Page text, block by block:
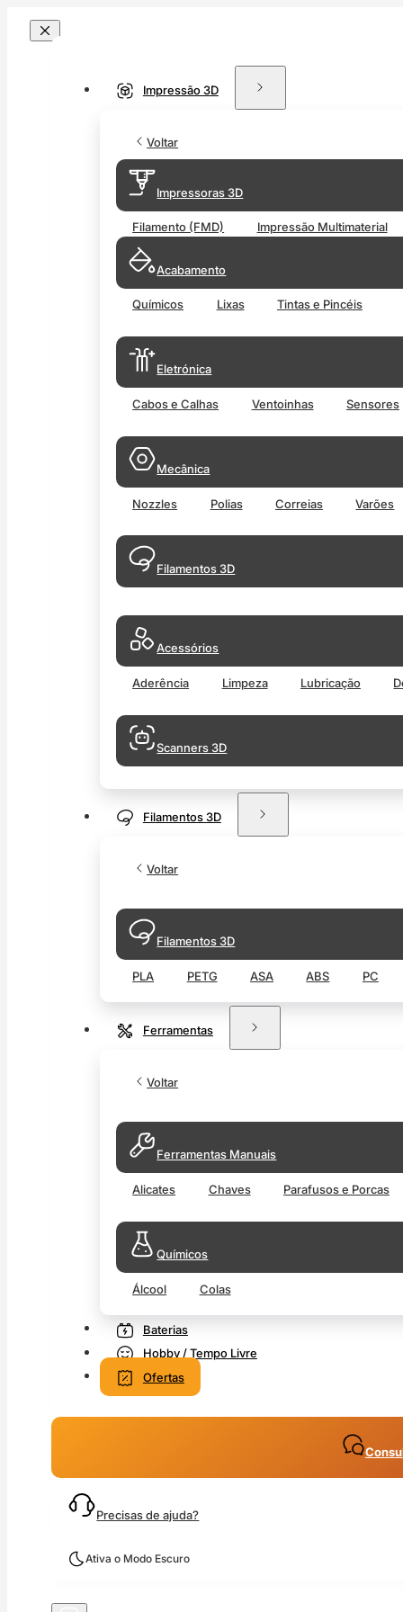
Impressão 3D
Voltar
Impressoras 3D
Filamento (FMD) Impressão Multimaterial
Acabamento
Químicos Lixas Tintas e Pincéis
Eletrónica
Cabos e Calhas Ventoinhas Sensores
Mecânica
Nozzles Polias Correias Varões
Filamentos 3D
Acessórios
Aderência Limpeza Lubricação
Scanners 3D
Filamentos 3D
Voltar
Filamentos 3D
PLA PETG ASA ABS PC
Ferramentas
Voltar
Ferramentas Manuais
Alicates Chaves Parafusos e Porcas
Químicos
Álcool Colas
Baterias
Hobby / Tempo Livre
Ofertas
Precisas de ajuda?
Ativa o Modo Escuro